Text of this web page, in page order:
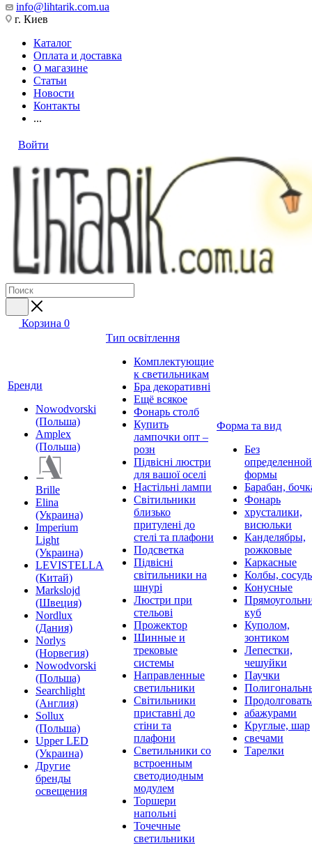
info@lihtarik.com.ua
г. Киев
Каталог
Оплата и доставка
О магазине
Статьи
Новости
Контакты
...
Войти
Корзина 0
Бренди
Nowodvorski
(Польша)
Amplex
(Польша)
Brille
Elina
(Украина)
Imperium
Light
(Украина)
LEVISTELLA
(Китай)
Markslojd
(Швеция)
Nordlux
(Дания)
Norlys
(Норвегия)
Nowodvorski
(Польша)
Searchlight
(Англия)
Sollux
(Польша)
Upper LED
(Украина)
Другие
бренды
освещения
Тип освітлення
Комплектующие
к светильникам
Бра декоративні
Ещё всякое
Фонарь столб
Купить
лампочки опт –
розн
Підвісні люстри
для вашої оселі
Настільні лампи
Світильники
близько
притулені до
стелі та плафони
Подсветка
Підвісні
світильники на
шнурі
Люстри при
стельові
Прожектор
Шинные и
трековые
системы
Направленные
светильники
Світильники
приставні до
стіни та
плафони
Светильники со
встроенным
светодиодным
модулем
Торшери
напольні
Точечные
светильники
Форма та вид
Без
определенной
формы
Барабан,
Фонарь
хрусталики,
висюльки
Канделябры,
рожковые
Каркасные
Колбы,
Конусные
куб
Куполом,
зонтиком
Лепестки,
чешуйки
Паучки
абажурами
Круглые, шар
свечами
Тарелки